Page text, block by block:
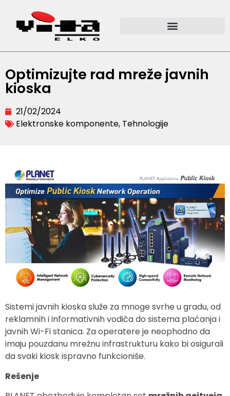
Optimizujte rad mreže javnih
kioska
21/02/2024
Elektronske komponente, Tehnologije
Sistemi javnih kioska služe za mnoge svrhe u gradu, od
reklamnih i informativnih vodiča do sistema plaćanja i
javnih Wi-Fi stanica. Za operatere je neophodno da
imaju pouzdanu mrežnu infrastrukturu kako bi osigurali
da svaki kiosk ispravno funkcioniše.
Rešenje